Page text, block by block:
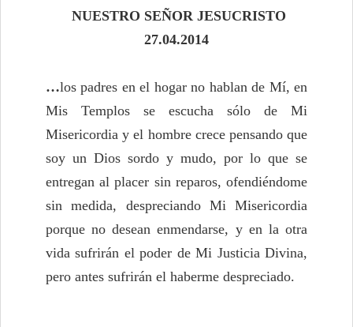
NUESTRO SEÑOR JESUCRISTO
27.04.2014
…los padres en el hogar no hablan de Mí, en
Mis Templos se escucha sólo de Mi
Misericordia y el hombre crece pensando que
soy un Dios sordo y mudo, por lo que se
entregan al placer sin reparos, ofendiéndome
sin medida, despreciando Mi Misericordia
porque no desean enmendarse, y en la otra
vida sufrirán el poder de Mi Justicia Divina,
pero antes sufrirán el haberme despreciado.